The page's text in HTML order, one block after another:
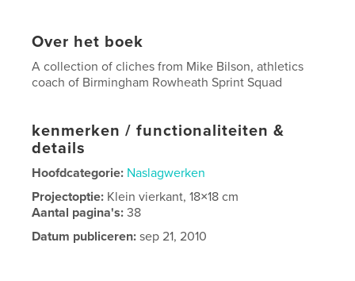
Over het boek
A collection of cliches from Mike Bilson, athletics
coach of Birmingham Rowheath Sprint Squad
kenmerken / functionaliteiten &
details
Hoofdcategorie: Naslagwerken
Projectoptie: Klein vierkant, 18×18 cm
Aantal pagina's:38
Datum publiceren: sep 21, 2010